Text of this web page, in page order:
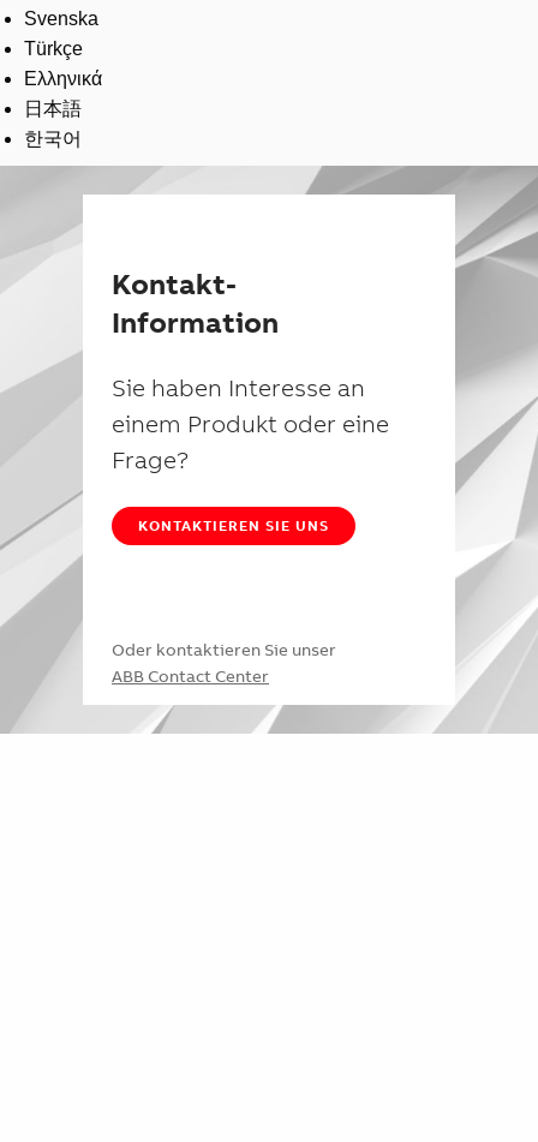
Svenska
Türkçe
Ελληνικά
日本語
한국어
Kontakt-
Information
Sie haben Interesse an
einem Produkt oder eine
Frage?
KONTAKTIEREN SIE UNS
Oder kontaktieren Sie unser
ABB Contact Center